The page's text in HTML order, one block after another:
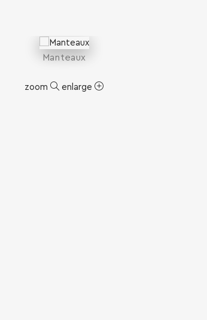
Manteaux
zoom enlarge